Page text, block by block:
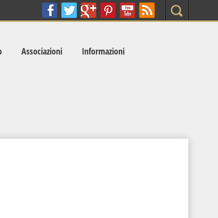
Search
Associazioni Informazioni